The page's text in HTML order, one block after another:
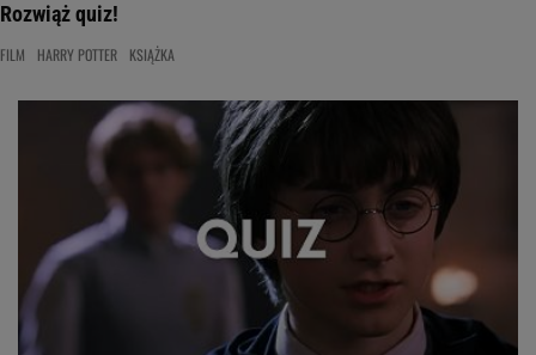
Rozwiąż quiz!
FILM HARRY POTTER KSIĄŻKA